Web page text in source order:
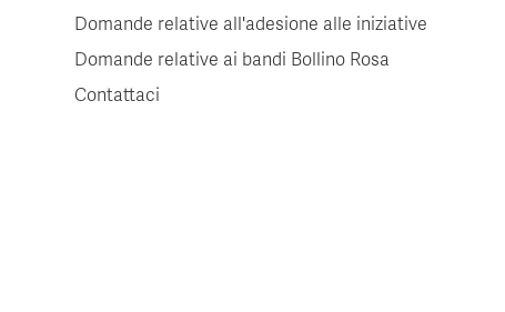
Domande relative all'adesione alle iniziative
Domande relative ai bandi Bollino Rosa
Contattaci